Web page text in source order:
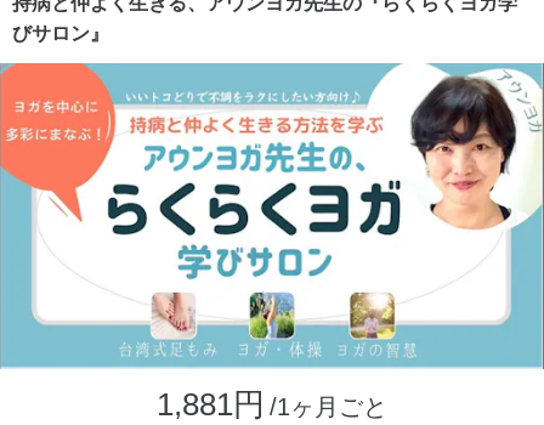
びサロン』
1,881円 /1ヶ月ごと